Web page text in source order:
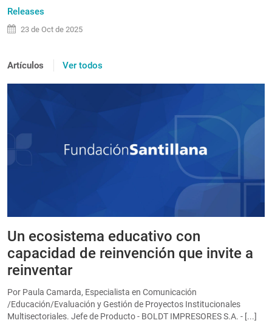
Releases
23 de Oct de 2025
Artículos Ver todos
Un ecosistema educativo con
capacidad de reinvención que invite a
reinventar
Por Paula Camarda, Especialista en Comunicación
/Educación/Evaluación y Gestión de Proyectos Institucionales
Multisectoriales. Jefe de Producto - BOLDT IMPRESORES S.A. - [...]